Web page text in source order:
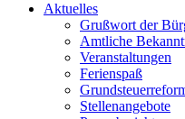
Aktuelles
Grußwort der
Amtliche
Veranstaltungen
Ferienspaß
Stellenangebote